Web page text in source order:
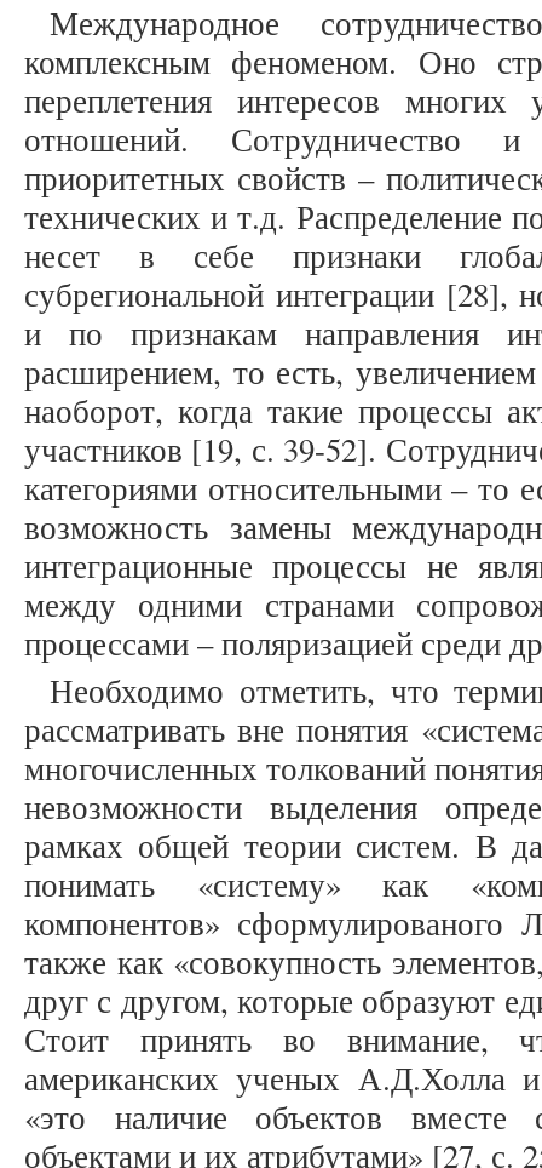
Международное
комплексным феноменом. Оно
переплетения интересов многих
отношений. Сотрудничество и
приоритетных свойств –
технических и т.д. Распределение
несет в себе признаки
субрегиональной интеграции [28],
и по признакам направления
расширением, то есть,
наоборот, когда такие процессы
участников [19, с. 39-52].
категориями относительными – то
возможность замены
интеграционные процессы не
между одними странами
процессами – поляризацией среди
Необходимо отметить, что
рассматривать вне понятия
многочисленных толкований
невозможности выделения
рамках общей теории систем. В
понимать «систему» как
компонентов»
также как «совокупность
друг с другом, которые образуют
Стоит принять во внимание,
американских ученых А.Д.Холла
«это наличие объектов
объектами и их атрибутами» [27, с.